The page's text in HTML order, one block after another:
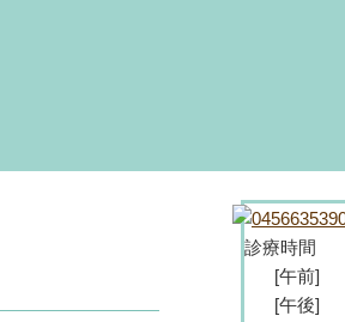
診療時間
[午前]
[午後]